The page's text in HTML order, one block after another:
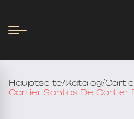
Hauptseite/ Katalog/
Cartier Santos De Cartier